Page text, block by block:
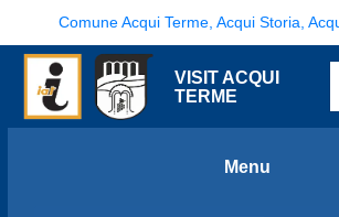
Comune Acqui Terme, Acqui Storia,
VISIT ACQUI
TERME
Menu